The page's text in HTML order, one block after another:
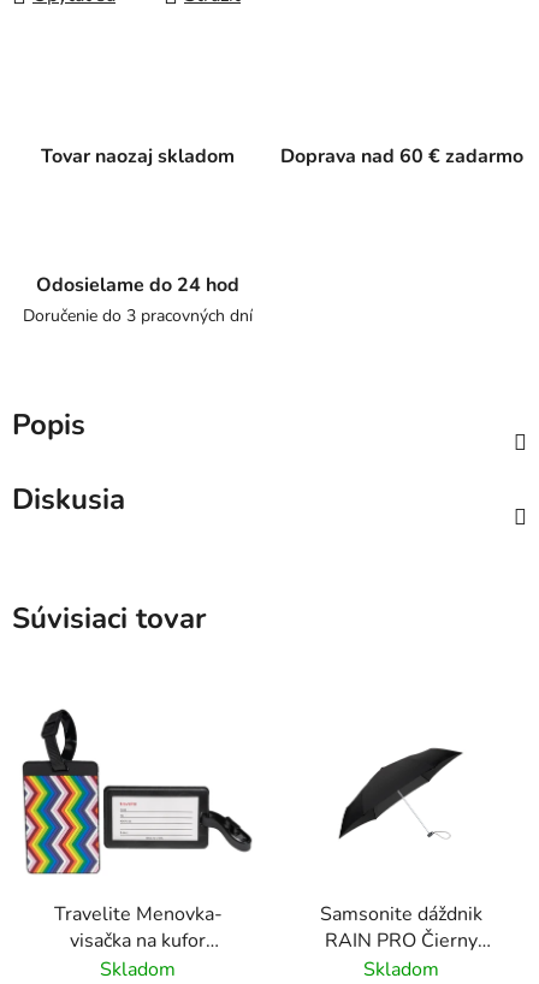
Tovar naozaj skladom Doprava nad 60 € zadarmo
Odosielame do 24 hod
Doručenie do 3 pracovných dní
Popis
Diskusia
Súvisiaci tovar
Travelite Menovka-
visačka na kufor
Multicolor Waves
Skladom
Samsonite dáždnik
RAIN PRO Čierny
skladací manuálny
Skladom